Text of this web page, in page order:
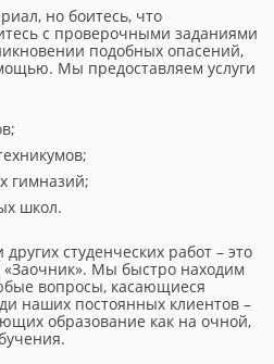
но боитесь, что
с проверочными заданиями
подобных опасений,
Мы предоставляем услуги
гимназий;
школ.
студенческих работ – это
Мы быстро находим
вопросы, касающиеся
наших постоянных клиентов –
образование как на очной,